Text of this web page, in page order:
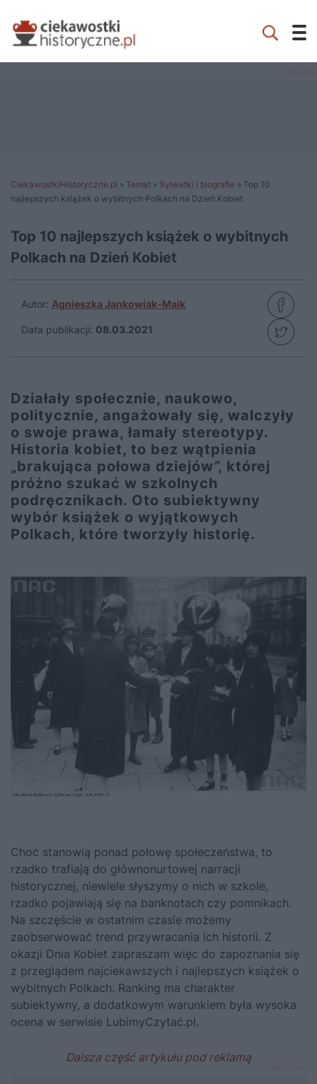
CiekawostkiHistoryczne.pl » Temat » Sylwetki i biografie » Top 10
najlepszych książek o wybitnych Polkach na Dzień Kobiet
Top 10 najlepszych książek o wybitnych
Polkach na Dzień Kobiet
Autor: Agnieszka Jankowiak-Maik
Data publikacji: 08.03.2021
Działały społecznie, naukowo,
politycznie, angażowały się, walczyły
o swoje prawa, łamały stereotypy.
Historia kobiet, to bez wątpienia
„brakująca połowa dziejów”, której
próżno szukać w szkolnych
podręcznikach. Oto subiektywny
wybór książek o wyjątkowych
Polkach, które tworzyły historię.
Choć stanowią ponad połowę społeczeństwa, to
rzadko trafiają do głównonurtowej narracji
historycznej, niewiele słyszymy o nich w szkole,
rzadko pojawiają się na banknotach czy pomnikach.
Na szczęście w ostatnim czasie możemy
zaobserwować trend przywracania ich historii. Z
okazji Dnia Kobiet zapraszam więc do zapoznania się
z przeglądem najciekawszych i najlepszych książek o
wybitnych Polkach. Ranking ma charakter
subiektywny, a dodatkowym warunkiem była wysoka
ocena w serwisie LubimyCzytać.pl.